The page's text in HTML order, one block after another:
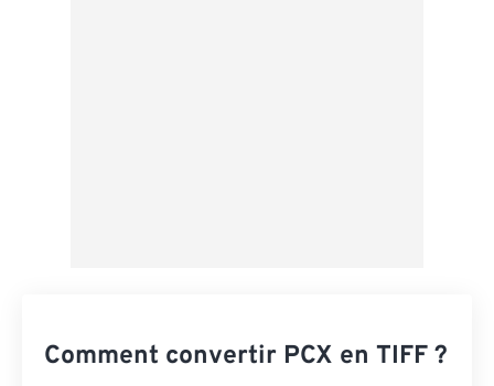
Comment convertir PCX en TIFF ?